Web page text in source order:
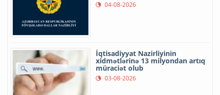
04-08-2026
İqtisadiyyat Nazirliyinin
xidmətlərinə 13 milyondan artıq
müraciət olub
03-08-2026